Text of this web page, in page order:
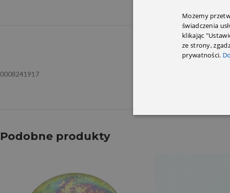
INFORMACJE
0008241917
Podobne produkty
Możemy
świadczenia
klikając
ze strony,
prywatności.